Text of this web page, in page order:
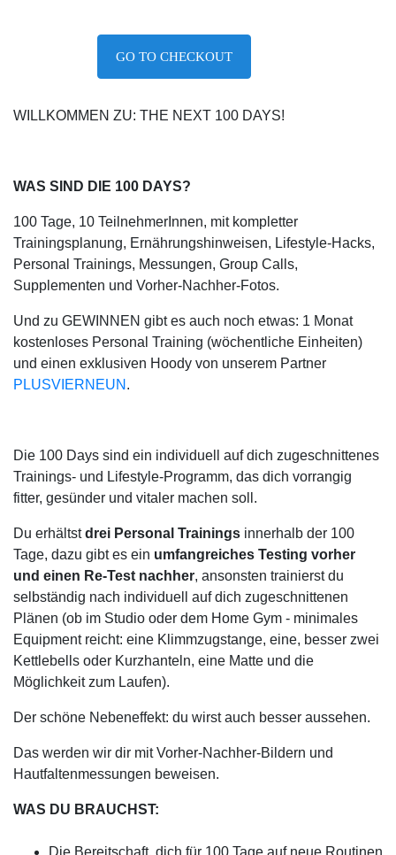
GO TO CHECKOUT
WILLKOMMEN ZU: THE NEXT 100 DAYS!
WAS SIND DIE 100 DAYS?
100 Tage, 10 TeilnehmerInnen, mit kompletter
Trainingsplanung, Ernährungshinweisen, Lifestyle-Hacks,
Personal Trainings, Messungen, Group Calls,
Supplementen und Vorher-Nachher-Fotos.
Und zu GEWINNEN gibt es auch noch etwas: 1 Monat
kostenloses Personal Training (wöchentliche Einheiten)
und einen exklusiven Hoody von unserem Partner
PLUSVIERNEUN .
Die 100 Days sind ein individuell auf dich zugeschnittenes
Trainings- und Lifestyle-Programm, das dich vorrangig
fitter, gesünder und vitaler machen soll.
Du erhältstdrei Personal Trainings innerhalb der 100
Tage, dazu gibt es ein umfangreiches Testing vorher
und einen Re-Test nachher, ansonsten trainierst du
selbständig nach individuell auf dich zugeschnittenen
Plänen (ob im Studio oder dem Home Gym - minimales
Equipment reicht: eine Klimmzugstange, eine, besser zwei
Kettlebells oder Kurzhanteln, eine Matte und die
Möglichkeit zum Laufen).
Der schöne Nebeneffekt: du wirst auch besser aussehen.
Das werden wir dir mit Vorher-Nachher-Bildern und
Hautfaltenmessungen beweisen.
WAS DU BRAUCHST:
Die Bereitschaft, dich für 100 Tage auf neue Routinen